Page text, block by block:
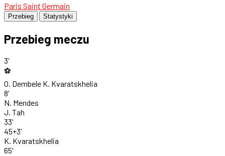
Paris Saint Germain
Przebieg Statystyki
Przebieg meczu
3'
⚽
O. Dembele K. Kvaratskhelia
8'
N. Mendes
J. Tah
33'
45+3'
K. Kvaratskhelia
65'